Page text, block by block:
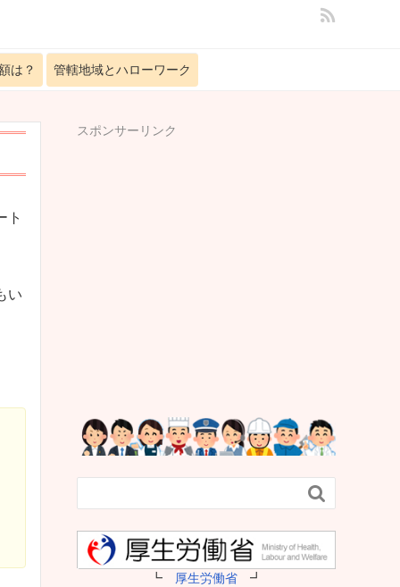
は？ 管轄地域とハローワーク
ト
い
スポンサーリンク

┗ 厚生労働省 ┛